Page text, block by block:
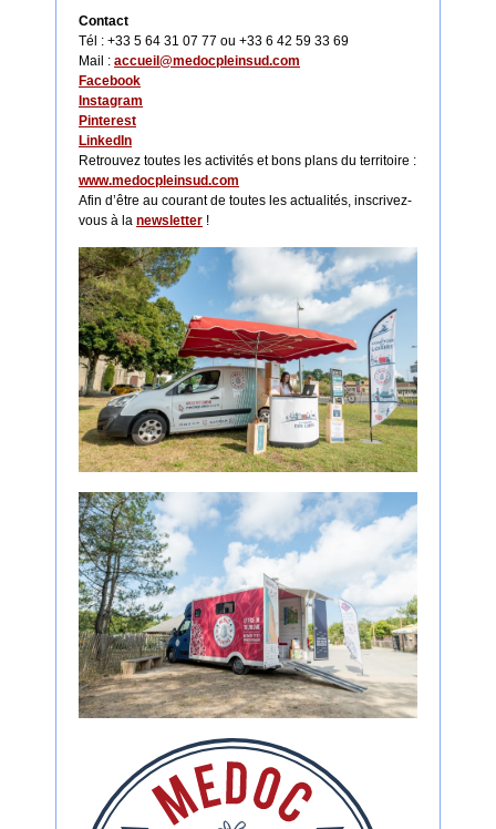
Contact
Tél : +33 5 64 31 07 77 ou +33 6 42 59 33 69
Mail : accueil@medocpleinsud.com
Facebook
Instagram
Pinterest
LinkedIn
Retrouvez toutes les activités et bons plans du territoire :
www.medocpleinsud.com
Afin d’être au courant de toutes les actualités, inscrivez-
vous à la newsletter !